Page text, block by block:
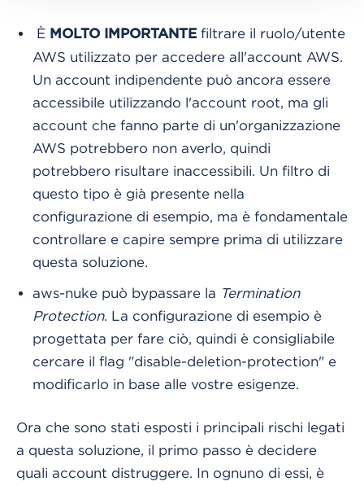
È MOLTO IMPORTANTEfiltrare il ruolo/utente
AWS utilizzato per accedere all'account AWS.
Un account indipendente può ancora essere
accessibile utilizzando l'account root, ma gli
account che fanno parte di un'organizzazione
AWS potrebbero non averlo, quindi
potrebbero risultare inaccessibili. Un filtro di
questo tipo è già presente nella
configurazione di esempio, ma è fondamentale
controllare e capire sempre prima di utilizzare
questa soluzione.
aws-nuke può bypassare la Termination
Protection. La configurazione di esempio è
progettata per fare ciò, quindi è consigliabile
cercare il flag "disable-deletion-protection" e
modificarlo in base alle vostre esigenze.
Ora che sono stati esposti i principali rischi legati
a questa soluzione, il primo passo è decidere
quali account distruggere. In ognuno di essi, è